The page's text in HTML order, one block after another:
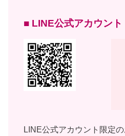
■ LINE公式アカウント
LINE公式アカウント限定